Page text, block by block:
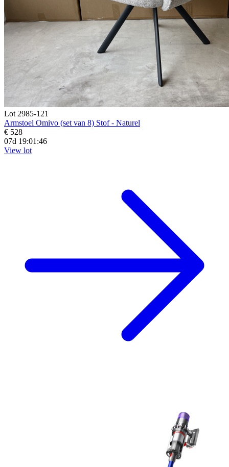
Lot 2985-121
Armstoel Omivo (set van 8) Stof - Naturel
€ 528
07d 19:01:44
View lot